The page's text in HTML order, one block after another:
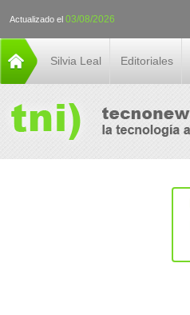
Actualizado el 03/08/2026
Silvia Leal Editoriales